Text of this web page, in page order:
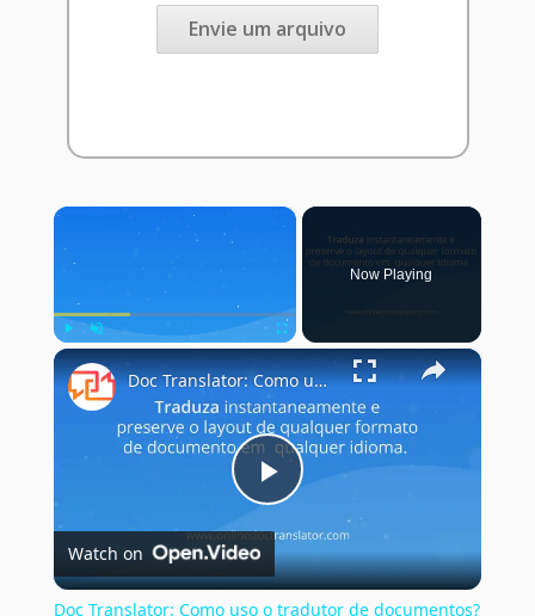
Envie um arquivo
×
Play Unmute Fullscreen
Now Playing
×
Play
Video
Doc Translator: Como uso o tradutor de documentos?
Watch on
Doc Translator: Como uso o tradutor de documentos?